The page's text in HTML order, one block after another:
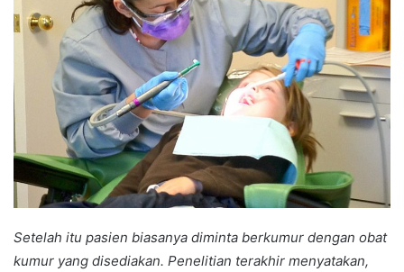
Setelah itu pasien biasanya diminta berkumur dengan obat
kumur yang disediakan. Penelitian terakhir menyatakan,